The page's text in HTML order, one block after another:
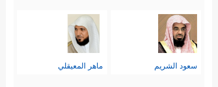
سعود الشريم ماهر المعيقلي